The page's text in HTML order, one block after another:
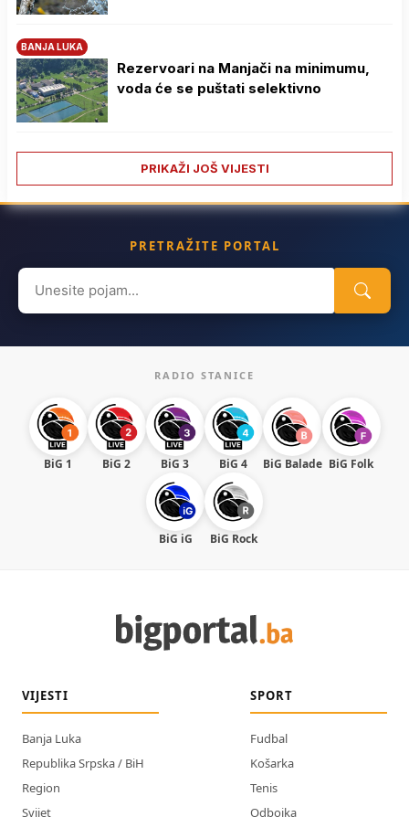
BANJA LUKA
Rezervoari na Manjači na minimumu,
voda će se puštati selektivno
PRIKAŽI JOŠ VIJESTI
PRETRAŽITE PORTAL
Search
for:
RADIO STANICE
BiG 1 BiG 2 BiG 3 BiG 4 BiG Balade BiG Folk
BiG iG BiG Rock
VIJESTI
Banja Luka
Republika Srpska / BiH
Region
Svijet
SPORT
Fudbal
Košarka
Tenis
Odbojka